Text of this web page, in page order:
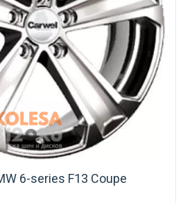
6-series F13 Coupe